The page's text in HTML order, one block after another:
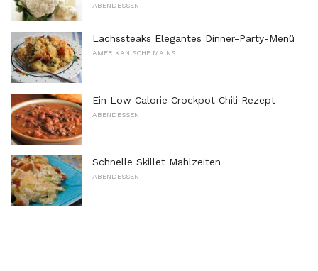
ABENDESSEN
Lachssteaks Elegantes Dinner-Party-Menü
AMERIKANISCHE MAINS
Ein Low Calorie Crockpot Chili Rezept
ABENDESSEN
Schnelle Skillet Mahlzeiten
ABENDESSEN